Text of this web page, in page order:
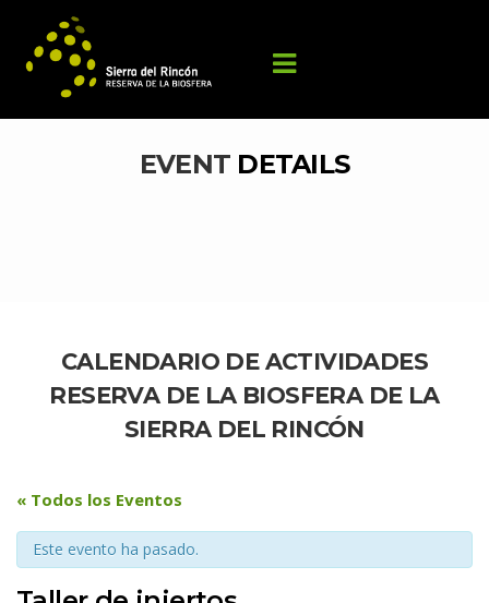
EVENT DETAILS
CALENDARIO DE ACTIVIDADES
RESERVA DE LA BIOSFERA DE LA
SIERRA DEL RINCÓN
« Todos los Eventos
Este evento ha pasado.